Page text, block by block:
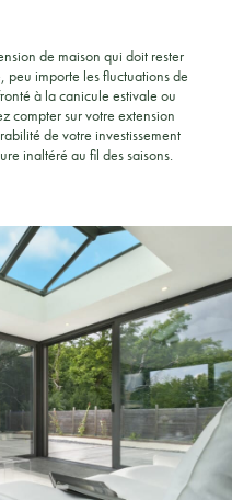
de maison qui doit rester
peu importe les fluctuations de
à la canicule estivale ou
compter sur votre extension
de votre investissement
inaltéré au fil des saisons.